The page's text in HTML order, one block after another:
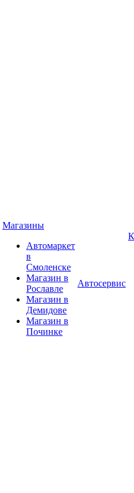
Магазины
Автомаркет
в
Смоленске
Магазин в
Рославле
Магазин в
Демидове
Магазин в
Починке
Автосервис